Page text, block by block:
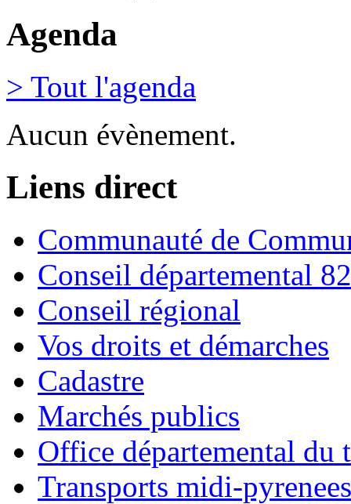
Agenda
> Tout l'agenda
Aucun évènement.
Liens direct
Communauté de
Conseil départemental 82
Conseil régional
Vos droits et démarches
Cadastre
Marchés publics
Office départemental du
Transports midi-pyrenees